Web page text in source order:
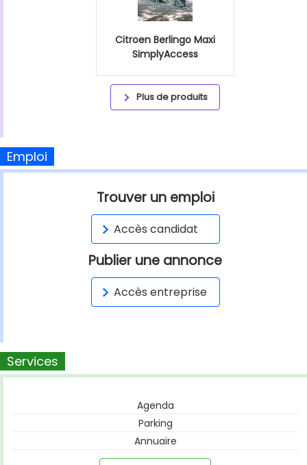
Citroen Berlingo Maxi
SimplyAccess
Plus de produits
Emploi
Trouver un emploi
Accès candidat
Publier une annonce
Accès entreprise
Services
Agenda
Parking
Annuaire